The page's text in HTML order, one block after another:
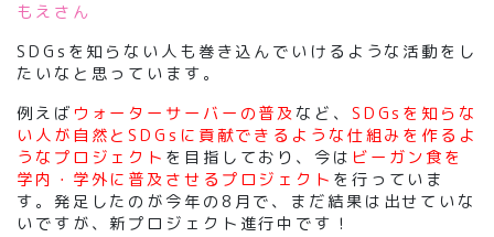
もえさん
SDGsを知らない人も巻き込んでいけるような活動をし
たいなと思っています。
例えば ウォーターサーバーの普及 など、 SDGsを知らな
い人が自然とSDGsに貢献できるような仕組みを作るよ
うなプロジェクト を目指しており、今は ビーガン食を
学内・学外に普及させるプロジェクト を行っていま
す。発足したのが今年の8月で、まだ結果は出せていな
いですが、新プロジェクト進行中です！